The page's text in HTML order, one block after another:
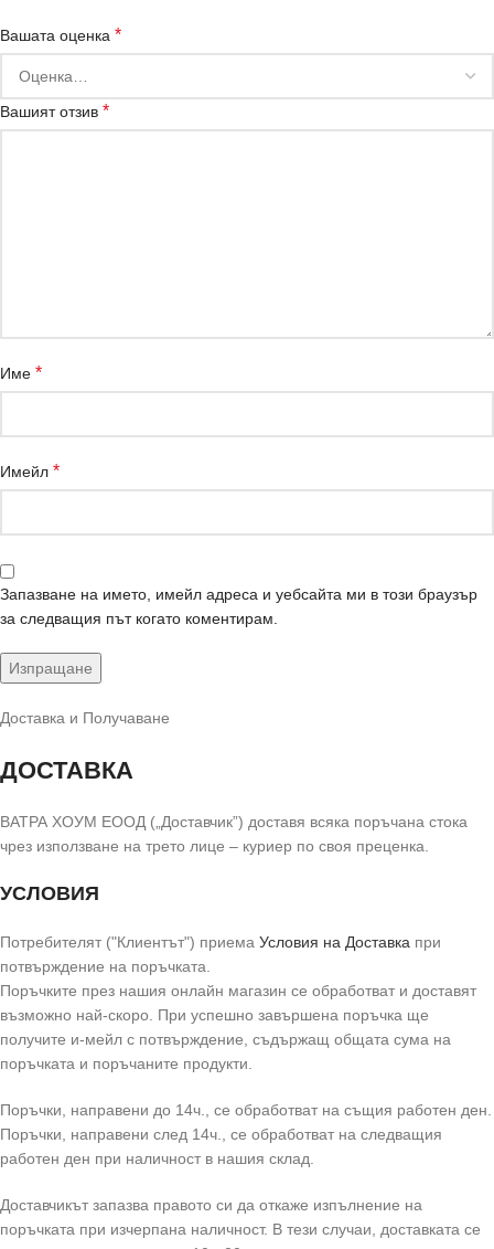
Вашата оценка *
Вашият отзив *
Име *
Имейл *
Запазване на името, имейл адреса и уебсайта ми в този браузър
за следващия път когато коментирам.
Доставка и Получаване
ДОСТАВКА
ВАТРА ХОУМ ЕООД („Доставчик”) доставя всяка поръчана стока
чрез използване на трето лице – куриер по своя преценка.
УСЛОВИЯ
Потребителят ("Клиентът") приема Условия на Доставка при
потвърждение на поръчката.
Поръчките през нашия онлайн магазин се обработват и доставят
възможно най-скоро. При успешно завършена поръчка ще
получите и-мейл с потвърждение, съдържащ общата сума на
поръчката и поръчаните продукти.
Поръчки, направени до 14ч., се обработват на същия работен ден.
Поръчки, направени след 14ч., се обработват на следващия
работен ден при наличност в нашия склад.
Доставчикът запазва правото си да откаже изпълнение на
поръчката при изчерпана наличност. В тези случаи, доставката се